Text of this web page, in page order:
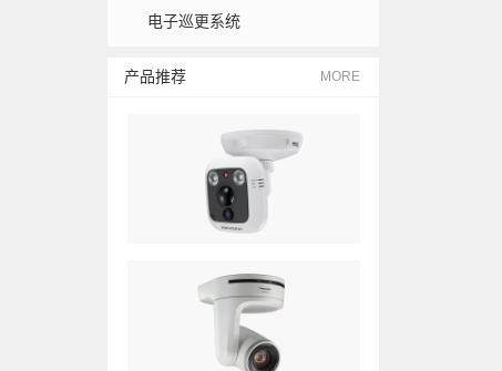
电子巡更系统
产品推荐 MORE